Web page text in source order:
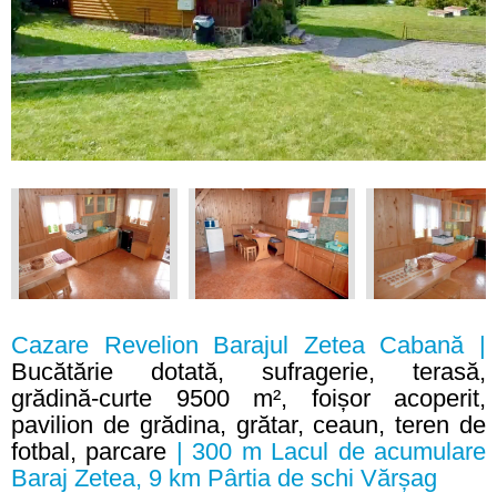
Cazare Revelion Barajul Zetea Cabană |
Bucătărie dotată, sufragerie, terasă,
grădină-curte 9500 m², foișor acoperit,
pavilion de grădina, grătar, ceaun, teren de
fotbal, parcare | 300 m Lacul de acumulare
Baraj Zetea, 9 km Pârtia de schi Vărșag